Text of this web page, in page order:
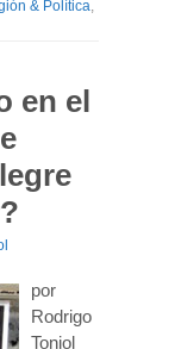
& Política
en el
por
Rodrigo
Toniol